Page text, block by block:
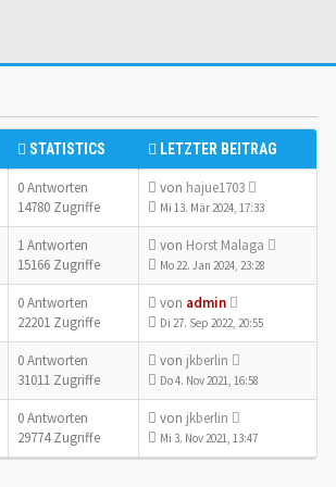
STATISTICS LETZTER BEITRAG
0 Antworten
14780 Zugriffe
von hajue1703
Mi 13. Mär 2024, 17:33
1 Antworten
15166 Zugriffe
von Horst Malaga
Mo 22. Jan 2024, 23:28
0 Antworten
22201 Zugriffe
von admin
Di 27. Sep 2022, 20:55
0 Antworten
31011 Zugriffe
von jkberlin
Do 4. Nov 2021, 16:58
0 Antworten
29774 Zugriffe
von jkberlin
Mi 3. Nov 2021, 13:47